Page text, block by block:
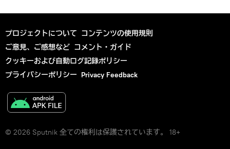
プロジェクトについて コンテンツの使用規則
ご意見、ご感想など コメント・ガイド
クッキーおよび自動ログ記録ポリシー
プライバシーポリシー Privacy Feedback
© 2026 Sputnik 全ての権利は保護されています。 18+